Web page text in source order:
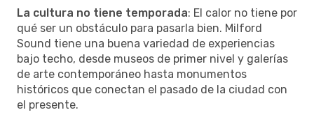
La cultura no tiene temporada: El calor no tiene por
qué ser un obstáculo para pasarla bien. Milford
Sound tiene una buena variedad de experiencias
bajo techo, desde museos de primer nivel y galerías
de arte contemporáneo hasta monumentos
históricos que conectan el pasado de la ciudad con
el presente.